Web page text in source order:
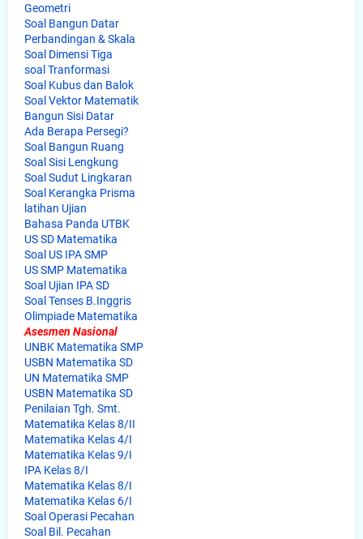
Geometri
Soal Bangun Datar
Perbandingan & Skala
Soal Dimensi Tiga
soal Tranformasi
Soal Kubus dan Balok
Soal Vektor Matematik
Bangun Sisi Datar
Ada Berapa Persegi?
Soal Bangun Ruang
Soal Sisi Lengkung
Soal Sudut Lingkaran
Soal Kerangka Prisma
latihan Ujian
Bahasa Panda UTBK
US SD Matematika
Soal US IPA SMP
US SMP Matematika
Soal Ujian IPA SD
Soal Tenses B.Inggris
Olimpiade Matematika
Asesmen Nasional
UNBK Matematika SMP
USBN Matematika SD
UN Matematika SMP
USBN Matematika SD
Penilaian Tgh. Smt.
Matematika Kelas 8/II
Matematika Kelas 4/I
Matematika Kelas 9/I
IPA Kelas 8/I
Matematika Kelas 8/I
Matematika Kelas 6/I
Soal Operasi Pecahan
Soal Bil. Pecahan